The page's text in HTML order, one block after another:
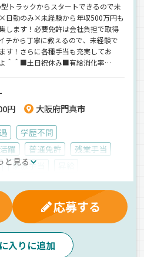
トラックからスタートできるので未
勤のみ×未経験から年収500万円も
します！必要免許は会社負担で取得
から丁寧に教えるので、未経験で
す！さらに各種手当も充実してお
＾＾■土日祝休み■有給消化率
ださい！
円
大阪府門真市
学歴不問
躍 普通免許
残業手当
家族手当
手当 厚生年金
労災保険
愛車手当
休日出勤割増金
険
マイカー通勤可
昼 朝 鉄
ウィング車 正社員
と見る
応募する
入りに追加